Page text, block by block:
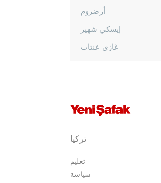
أرضروم
إيسكي شهير
غازي عنتاب
هطاي
إيغدير
قهرمان ماراش
تركيا
تعليم
سياسة